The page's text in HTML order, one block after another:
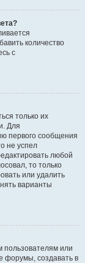
количество
с
только их
Для
первого сообщения
не успел
любой
то только
или удалить
варианты
или
форумы, создавать в